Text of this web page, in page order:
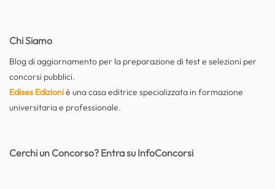
Chi Siamo
Blog di aggiornamento per la preparazione di test e selezioni per
concorsi pubblici.
Edises Edizioniè una casa editrice specializzata in formazione
universitaria e professionale.
Cerchi un Concorso? Entra su InfoConcorsi